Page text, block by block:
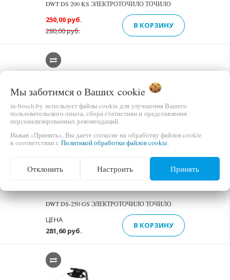
DWT DS 200 KS ЭЛЕКТРОТОЧИЛО ТОЧИЛО
280,00 руб.
250,00 руб.
В КОРЗИНУ
DWT DS-250 GS ЭЛЕКТРОТОЧИЛО ТОЧИЛО
281,60 руб.
ЦЕНА
В КОРЗИНУ
Мы заботимся о Ваших cookie
in-bosch.by использует файлы cookie для улучшения Вашего
пользовательского опыта, сбора статистики и представления
персонализированных рекомендаций.
Нажав «Принять», Вы даете согласие на обработку файлов cookie
в соответствии с Политикой обработки файлов cookie.
Отклонить Настроить Принять